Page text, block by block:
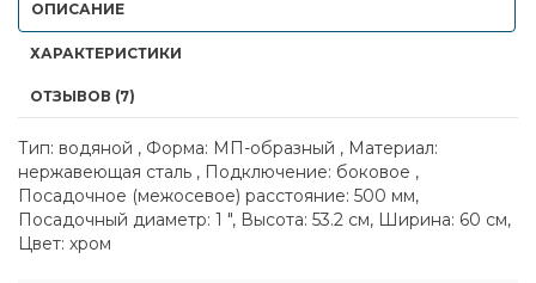
ОПИСАНИЕ
ХАРАКТЕРИСТИКИ
ОТЗЫВОВ (7)
Тип: водяной , Форма: МП-образный , Материал:
нержавеющая сталь , Подключение: боковое ,
Посадочное (межосевое) расстояние: 500 мм,
Посадочный диаметр: 1 ", Высота: 53.2 см, Ширина: 60 см,
Цвет: хром